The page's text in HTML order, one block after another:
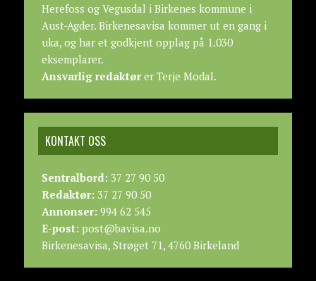
Herefoss og Vegusdal i Birkenes kommune i
Aust-Agder. Birkenesavisa kommer ut en gang i
uka, og har et godkjent opplag på 1.030
eksemplarer.
Ansvarlig redaktører Terje Modal.
KONTAKT OSS
Sentralbord:37 27 90 50
Redaktør:37 27 90 50
Annonser:994 62 545
E-post:post@bavisa.no
Birkenesavisa, Strøget 71, 4760 Birkeland